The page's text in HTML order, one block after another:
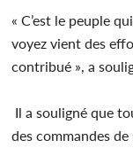
« C’est le peuple
voyez vient des
contribué », a
Il a souligné que
des commandes